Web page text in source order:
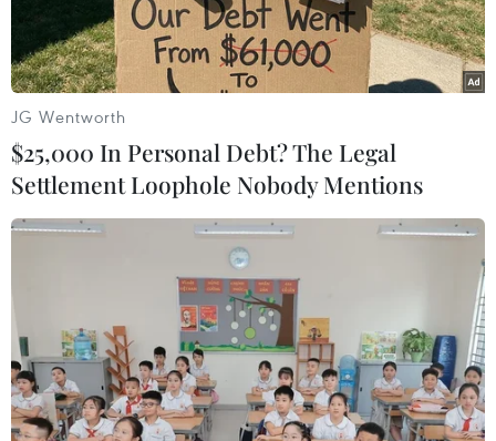
Bão Norma đổ vào bờ biển Mexico, suy
yếu thành bão nhiệt đới
JG Wentworth
$25,000 In Personal Debt? The Legal
Settlement Loophole Nobody Mentions